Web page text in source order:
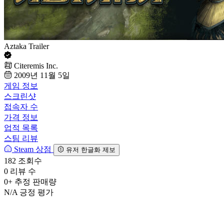
Aztaka Trailer
Citeremis Inc.
2009년 11월 5일
게임 정보
스크린샷
접속자 수
가격 정보
업적 목록
스팀 리뷰
Steam 상점
유저 한글화 제보
182 조회수
0 리뷰 수
0+ 추정 판매량
N/A 긍정 평가